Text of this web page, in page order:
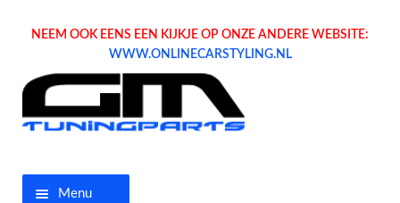
NEEM OOK EENS EEN KIJKJE OP ONZE ANDERE WEBSITE:
WWW.ONLINECARSTYLING.NL
Menu